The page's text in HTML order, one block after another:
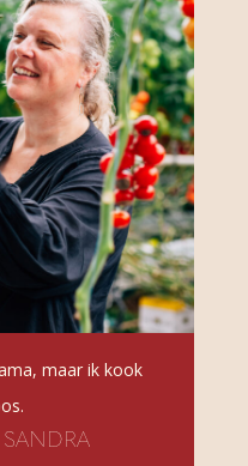
maar ik kook